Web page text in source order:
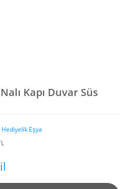
Kapı Duvar Süs
Eşya